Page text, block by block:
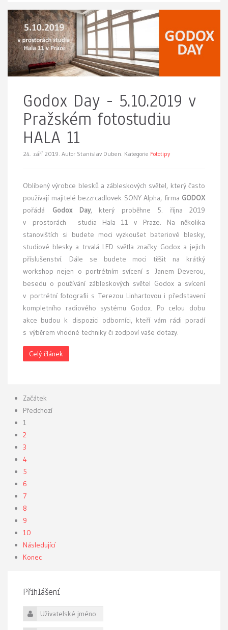
Godox Day - 5.10.2019 v
Pražském fotostudiu
HALA 11
24. září 2019. Autor Stanislav Duben. Kategorie Fototipy
Oblíbený výrobce blesků a zábleskových světel, který často
používají majitelé bezzrcadlovek SONY Alpha, firma GODOX
pořádá Godox Day, který proběhne 5. října 2019
v prostorách studia Hala 11 v Praze. Na několika
stanovištích si budete moci vyzkoušet bateriové blesky,
studiové blesky a trvalá LED světla značky Godox a jejich
příslušenství. Dále se budete moci těšit na krátký
workshop nejen o portrétním svícení s Janem Deverou,
besedu o používání zábleskových světel Godox a svícení
v portrétní fotografii s Terezou Linhartovou i představení
kompletního radiového systému Godox. Po celou dobu
akce budou k dispozici odborníci, kteří vám rádi poradí
s výběrem vhodné techniky či zodpoví vaše dotazy.
Celý článek
Začátek
Předchozí
1
2
3
4
5
6
7
8
9
10
Následující
Konec
Přihlášení
Uživatelské jméno